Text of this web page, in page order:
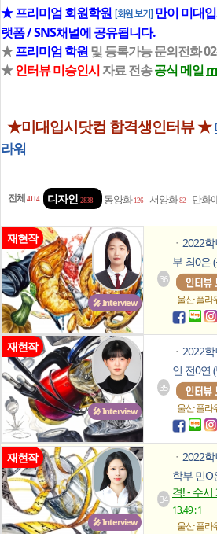
★ 프리미엄 회원학원 [회원 보기] 만이 미대
랫폼 / SNS채널에 공유됩니다.
★프리미엄 학원및 등록가능 문의전화
★인터뷰 미승인시자료 전송공식 메일
★미대입시닷컴 합격생인터뷰 ★
라워
전체 4114 디자인 2838 동양화 126 서양화82 만화
🎤 Interview
재현작
36
ㆍ 2022
부 최0은
울산 플라
🎤 Interview
재현작
35
ㆍ 2022
인 전0연
울산 플라
🎤 Interview
재현작
34
ㆍ 2022
학부 민O
격! - 수시
13.49 : 1
울산 플라